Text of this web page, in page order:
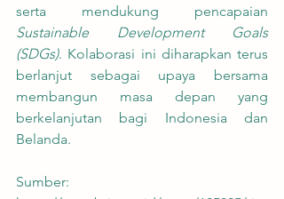
Sustainable Development Goals
(SDGs). Kolaborasi ini diharapkan terus
berlanjut sebagai upaya bersama
membangun masa depan yang
berkelanjutan bagi Indonesia dan
Belanda.
Sumber: